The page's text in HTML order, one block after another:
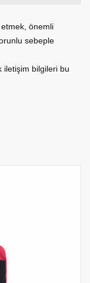
önemli
sebeple
iletişim bilgileri bu